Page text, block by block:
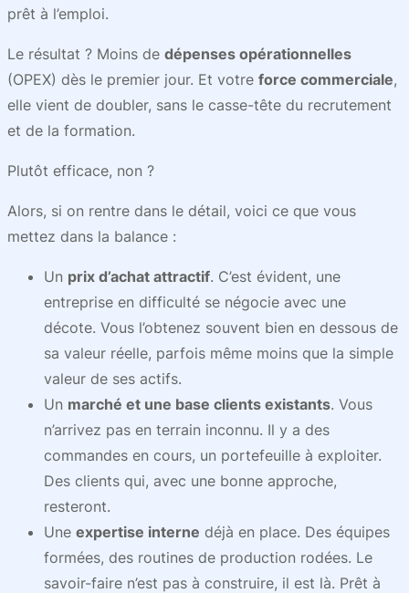
prêt à l’emploi.
Le résultat ? Moins de dépenses opérationnelles
(OPEX) dès le premier jour. Et votre force commerciale,
elle vient de doubler, sans le casse-tête du recrutement
et de la formation.
Plutôt efficace, non ?
Alors, si on rentre dans le détail, voici ce que vous
mettez dans la balance :
Un prix d’achat attractif. C’est évident, une
entreprise en difficulté se négocie avec une
décote. Vous l’obtenez souvent bien en dessous de
sa valeur réelle, parfois même moins que la simple
valeur de ses actifs.
Un marché et une base clients existants. Vous
n’arrivez pas en terrain inconnu. Il y a des
commandes en cours, un portefeuille à exploiter.
Des clients qui, avec une bonne approche,
resteront.
Une expertise interne déjà en place. Des équipes
formées, des routines de production rodées. Le
savoir-faire n’est pas à construire, il est là. Prêt à